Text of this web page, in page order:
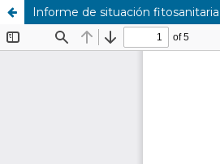
Informe de situación